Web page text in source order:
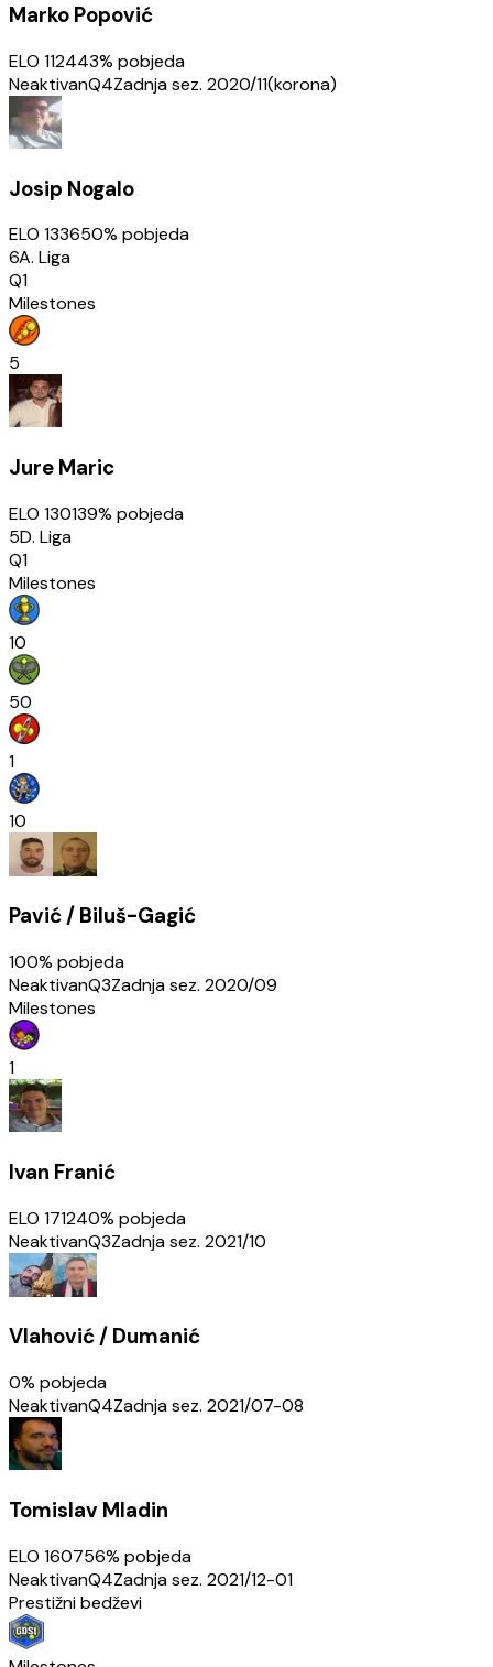
Marko Popović
ELO 112443% pobjeda
NeaktivanQ4Zadnja sez. 2020/11(korona)
Josip Nogalo
ELO 133650% pobjeda
6A. Liga
Q1
Milestones
5
Jure Maric
ELO 130139% pobjeda
5D. Liga
Q1
Milestones
10
50
1
10
Pavić / Biluš-Gagić
100% pobjeda
NeaktivanQ3Zadnja sez. 2020/09
Milestones
1
Ivan Franić
ELO 171240% pobjeda
NeaktivanQ3Zadnja sez. 2021/10
Vlahović / Dumanić
0% pobjeda
NeaktivanQ4Zadnja sez. 2021/07-08
Tomislav Mladin
ELO 160756% pobjeda
NeaktivanQ4Zadnja sez. 2021/12-01
Prestižni bedževi